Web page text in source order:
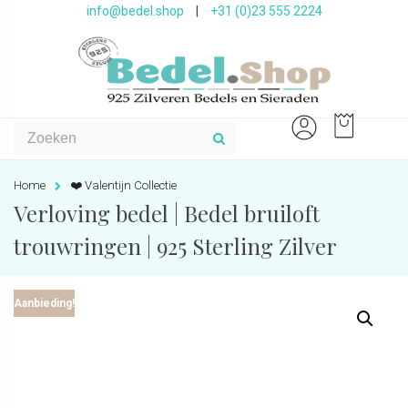
info@bedel.shop +31 (0)23 555 2224
Home ❤️ Valentijn Collectie
Verloving bedel | Bedel bruiloft
trouwringen | 925 Sterling Zilver
Aanbieding!